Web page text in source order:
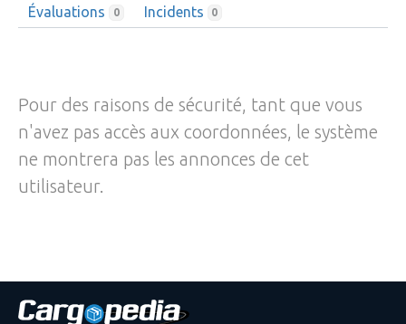
Évaluations 0 Incidents 0
Pour des raisons de sécurité, tant que vous
n'avez pas accès aux coordonnées, le système
ne montrera pas les annonces de cet
utilisateur.